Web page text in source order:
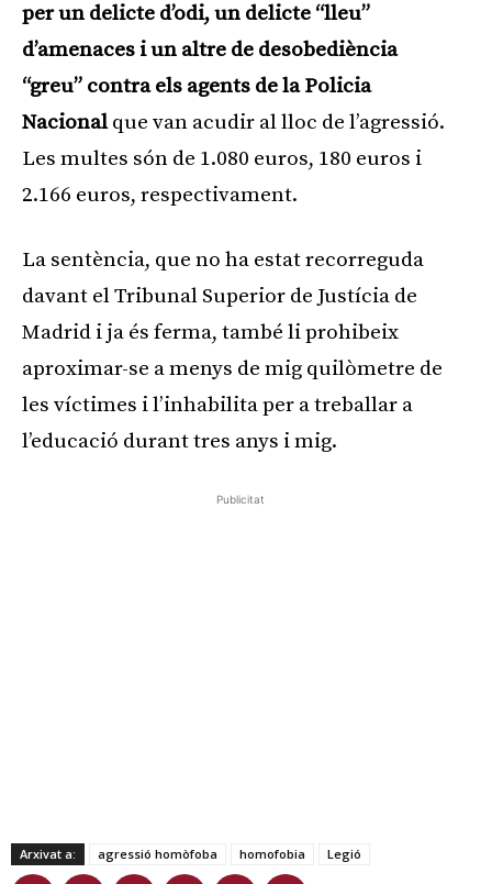
per un delicte d’odi, un delicte “lleu”
d’amenaces i un altre de desobediència
“greu” contra els agents de la Policia
Nacionalque van acudir al lloc de l’agressió.
Les multes són de 1.080 euros, 180 euros i
2.166 euros, respectivament.
La sentència, que no ha estat recorreguda
davant el Tribunal Superior de Justícia de
Madrid i ja és ferma, també li prohibeix
aproximar-se a menys de mig quilòmetre de
les víctimes i l’inhabilita per a treballar a
l’educació durant tres anys i mig.
Publicitat
Arxivat a: agressió homòfoba homofobia Legió